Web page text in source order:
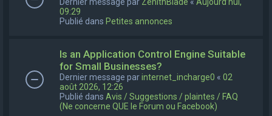
09:29
Publié dans Petites annonces
Is an Application Control Engine Suitable
for Small Businesses?
Dernier message parinternet_incharge0 « 02
août 2026, 12:26
Publié dans Avis / Suggestions / plaintes / FAQ
(Ne concerne QUE le Forum ou Facebook)